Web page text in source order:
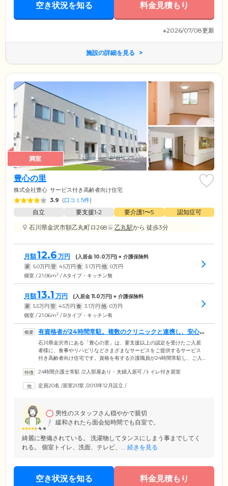
空き状況を知る 料金見積もり
※2026/07/08更新
施設の詳細を見る
満室
豊心の里
株式会社豊心 サービス付き高齢者向け住宅
3.9 (口コミ5件)
自立 要支援1•2 要介護1〜5
認知症可
石川県金沢市額乙丸町ロ268
乙丸駅から 徒歩3分
月額12.6 万円 (入居金10.0万円) + 介護保険料
家 5.0万円 管 4.5万円 食 3.1万円 他 0万円
個室 / 21.06m2 / Aタイプ・キッチン無
月額13.1 万円 (入居金11.0万円) + 介護保険料
家 5.5万円 管 4.5万円 食 3.1万円 他 0万円
個室 / 21.06m2 / Bタイプ・キッチン有
有資格者が24時間常駐。複数のクリニックと連携し、安心
できる環境です
石川県金沢市にある「豊心の里」は、要支援以上の認定を受けたご入居
者様に、食事やリハビリなどさまざまなサービスをご提供するサービス
付き高齢者向け住宅です。資格を有する介護職員が24時間常駐し、ご入
のサポートを実施。夜間は2時間おきに館内を巡回し、緊急時には提携ク
もと、ご入居者様がいきいきとお過ごしいただける環境を目指しており
24時間介護士常駐 /2人部屋あり・夫婦入居可 /トイレ付き居室
定員20名 /居室20室 /2013年12月設立 /
4.4
男性のスタッフさん穏やかで親切
緩和されたら面会短時間でも自室で。
綺麗に整備されている。 洗濯物してタンスにしまう事までしてく
れる。 個室トイレ、洗面、テレビ、... 続きを見る
空き状況を知る 料金見積もり